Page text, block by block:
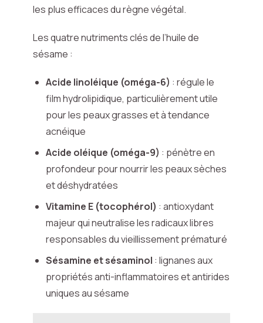
les plus efficaces du règne végétal.
Les quatre nutriments clés de l’huile de
sésame :
Acide linoléique (oméga-6) : régule le
film hydrolipidique, particulièrement utile
pour les peaux grasses et à tendance
acnéique
Acide oléique (oméga-9) : pénètre en
profondeur pour nourrir les peaux sèches
et déshydratées
Vitamine E (tocophérol) : antioxydant
majeur qui neutralise les radicaux libres
responsables du vieillissement prématuré
Sésamine et sésaminol : lignanes aux
propriétés anti-inflammatoires et antirides
uniques au sésame